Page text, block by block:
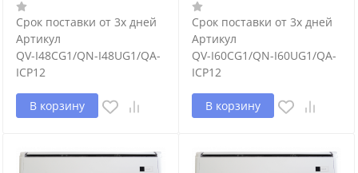
Срок поставки от 3х дней
Артикул
QV-I48CG1/QN-I48UG1/QA-
ICP12
В корзину
Срок поставки от 3х дней
Артикул
QV-I60CG1/QN-I60UG1/QA-
ICP12
В корзину